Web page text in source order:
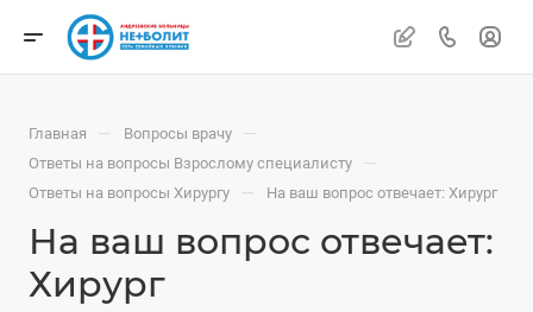
Главная — Вопросы врачу —
Ответы на вопросы Взрослому специалисту —
Ответы на вопросы Хирургу — На ваш вопрос отвечает: Хирург
На ваш вопрос отвечает:
Хирург